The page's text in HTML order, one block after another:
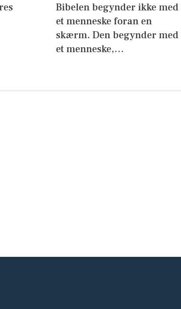
Bibelen begynder ikke med
et menneske foran en
skærm. Den begynder med
et menneske,…